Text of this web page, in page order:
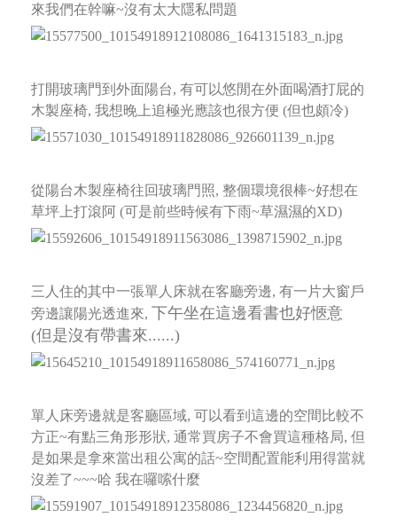
來我們在幹嘛~沒有太大隱私問題
打開玻璃門到外面陽台, 有可以悠閒在外面喝酒打屁的
木製座椅, 我想晚上追極光應該也很方便 (但也頗冷)
從陽台木製座椅往回玻璃門照, 整個環境很棒~好想在
草坪上打滾阿 (可是前些時候有下雨~草濕濕的XD)
三人住的其中一張單人床就在客廳旁邊, 有一片大窗戶
旁邊讓陽光透進來, 下午坐在這邊看書也好愜意
(但是沒有帶書來......)
單人床旁邊就是客廳區域, 可以看到這邊的空間比較不
方正~有點三角形形狀, 通常買房子不會買這種格局, 但
是如果是拿來當出租公寓的話~空間配置能利用得當就
沒差了~~~哈 我在囉嗦什麼